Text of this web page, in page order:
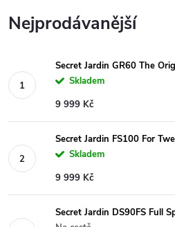
Nejprodávanější
Secret Jardin GR60 The
Skladem
9 999 Kč
Secret Jardin FS100 For
Skladem
9 999 Kč
Secret Jardin DS90FS Full